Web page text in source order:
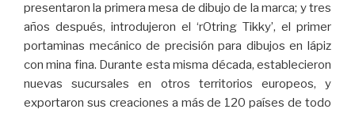
presentaron la primera mesa de dibujo de la marca; y tres
años después, introdujeron el ‘rOtring Tikky’, el primer
portaminas mecánico de precisión para dibujos en lápiz
con mina fina. Durante esta misma década, establecieron
nuevas sucursales en otros territorios europeos, y
exportaron sus creaciones a más de 120 países de todo